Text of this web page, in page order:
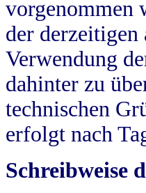
vorgenommen
der
Verwendung
dahinter zu
technischen
erfolgt nach
Schreibweise